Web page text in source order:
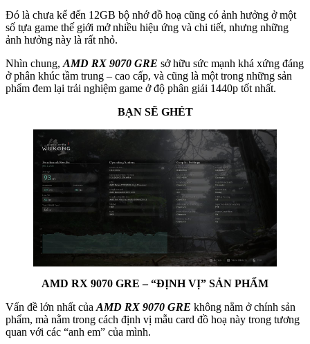
Đó là chưa kể đến 12GB bộ nhớ đồ hoạ cũng có ảnh hưởng ở một
số tựa game thế giới mở nhiều hiệu ứng và chi tiết, nhưng những
ảnh hưởng này là rất nhỏ.
Nhìn chung, AMD RX 9070 GRE sở hữu sức mạnh khá xứng đáng
ở phân khúc tầm trung – cao cấp, và cũng là một trong những sản
phẩm đem lại trải nghiệm game ở độ phân giải 1440p tốt nhất.
BẠN SẼ GHÉT
AMD RX 9070 GRE – “ĐỊNH VỊ” SẢN PHẨM
Vấn đề lớn nhất của AMD RX 9070 GRE không nằm ở chính sản
phẩm, mà nằm trong cách định vị mẫu card đồ hoạ này trong tương
quan với các “anh em” của mình.